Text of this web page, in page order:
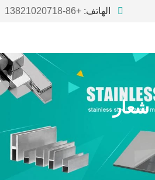
الهاتف: +86-13821020718
شعار